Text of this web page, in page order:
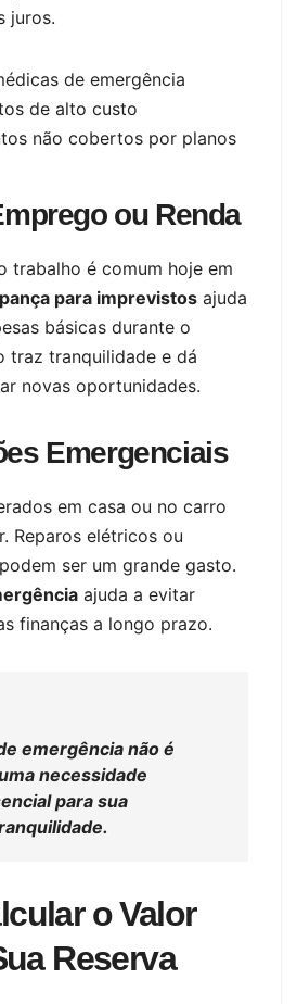
juros.
de emergência
de alto custo
não cobertos por planos
ou Renda
trabalho é comum hoje em
para imprevistos ajuda
básicas durante o
traz tranquilidade e dá
novas oportunidades.
Emergenciais
em casa ou no carro
Reparos elétricos ou
ser um grande gasto.
ajuda a evitar
finanças a longo prazo.
emergência não é
necessidade
para sua
o Valor
Reserva